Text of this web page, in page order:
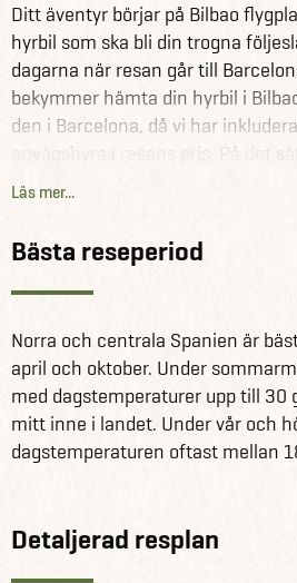
Ditt äventyr börjar på Bilbao
hyrbil som ska bli din trogna
dagarna när resan går till
bekymmer hämta din hyrbil i
den i Barcelona, då vi har
envägshyra i resans pris. På det
den här kostnaden väl på plats i
osar av nordspansk riviera-
sandstränder som ligger utspridda
med magnifik panoramautsikt.
Sebastian.
Äventyret fortsätter till Espot som
nationalparken Aigüestortes i
nära gränsen till Frankrike. Upplev
Till sist kör du till Barcelona för
Läs mer...
Bästa reseperiod
Norra och centrala Spanien är
april och oktober. Under
med dagstemperaturer upp till 30
mitt inne i landet. Under vår och
dagstemperaturen oftast mellan
Detaljerad resplan